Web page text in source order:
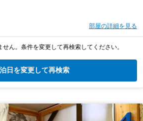
部屋の詳細を見る
ん。条件を変更して再検索してください。
日を変更して再検索